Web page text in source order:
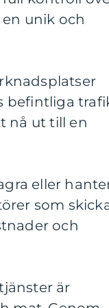
unik och
befintliga
nå ut till en
eller
som
och
är